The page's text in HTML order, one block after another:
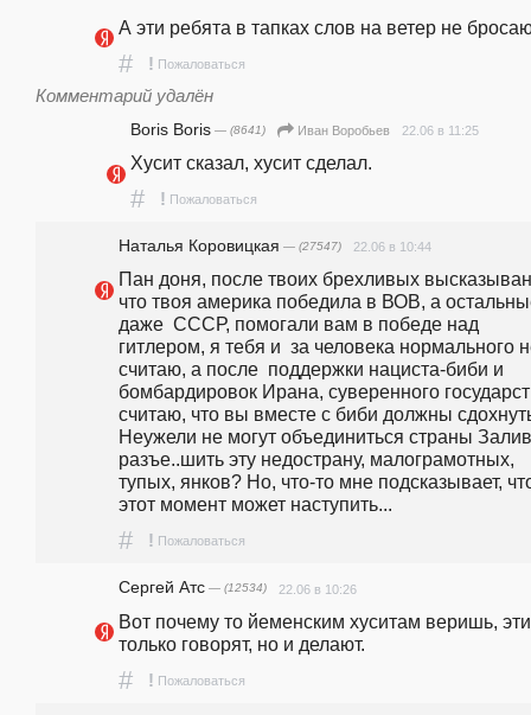
А эти ребята в тапках слов на ветер не
# ! Пожаловаться
Комментарий удалён
Boris Boris — (8641) Иван Воробьев 22.06 в 11:25
Хусит сказал, хусит сделал.
# ! Пожаловаться
Наталья Коровицкая — (27547) 22.06 в 10:44
Пан доня, после твоих брехливых
что твоя америка победила в ВОВ, а
даже  СССР, помогали вам в победе над
гитлером, я тебя и  за человека нормального
считаю, а после  поддержки нациста-биби и
бомбардировок Ирана, суверенного
считаю, что вы вместе с биби должны
Неужели не могут объединиться страны
разъе..шить эту недострану, малограмотных,
тупых, янков? Но, что-то мне подсказывает,
этот момент может наступить...
# ! Пожаловаться
Сергей Атс — (12534) 22.06 в 10:26
Вот почему то йеменским хуситам веришь,
только говорят, но и делают.
# ! Пожаловаться